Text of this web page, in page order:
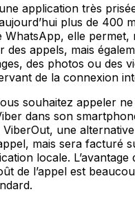
application très
plus de 400
WhatsApp, elle permet,
des appels, mais
des photos ou des
de la connexion
souhaitez appeler ne
dans son
une
mais sera facturé
locale. L’avantage
de l’appel est